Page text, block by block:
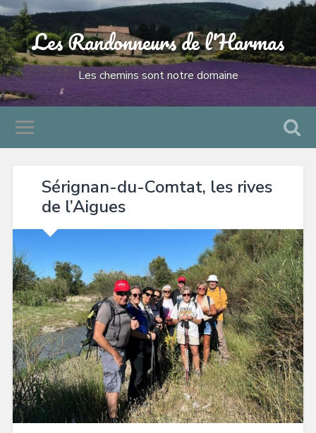
Les Randonneurs de l'Harmas
Les chemins sont notre domaine
Sérignan-du-Comtat, les rives
de l’Aigues